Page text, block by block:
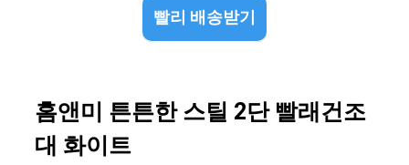
빨리 배송받기
홈앤미 튼튼한 스틸 2단 빨래건조
대 화이트